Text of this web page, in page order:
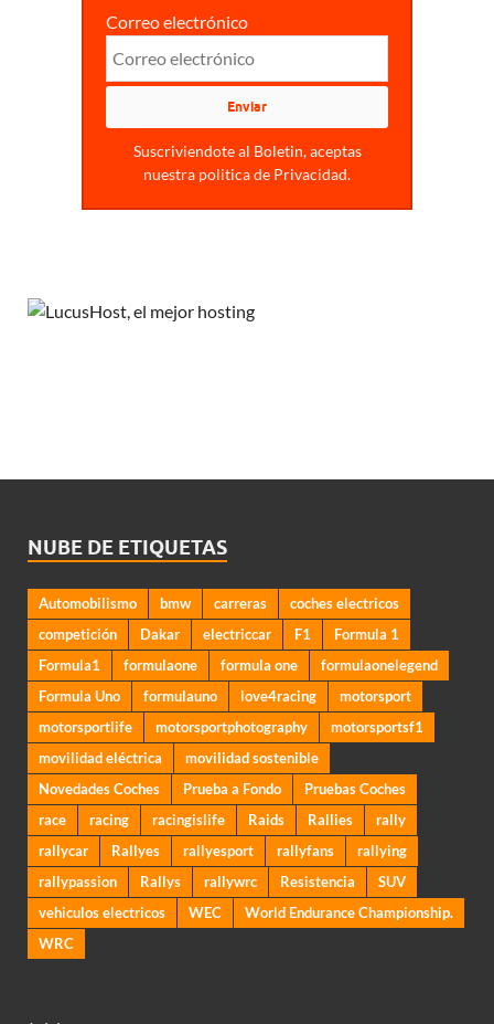
Correo electrónico
Suscriviendote al Boletin, aceptas
nuestra politica de Privacidad.
NUBE DE ETIQUETAS
Automobilismo bmw carreras
coches electricos
competición
Dakar electriccar F1
Formula 1
Formula1
formulaone formula one
formulaonelegend
Formula Uno
formulauno love4racing
motorsport
motorsportlife
motorsportphotography
motorsportsf1
movilidad eléctrica
movilidad sostenible
Novedades Coches
Prueba a Fondo
Pruebas Coches
race
racing racingislife Raids Rallies
rally
rallycar
Rallyes rallyesport rallyfans
rallying
rallypassion
Rallys rallywrc Resistencia
SUV
vehiculos electricos
WEC
World Endurance Championship.
WRC